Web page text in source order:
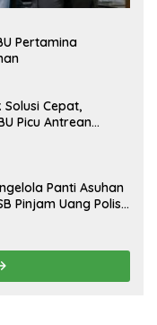
Pertamina
Solusi Cepat,
Picu Antrean
Panti Asuhan
Pinjam Uang Polisi